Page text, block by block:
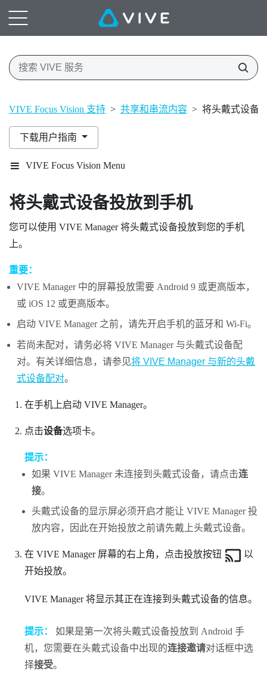
VIVE Focus Vision 支持 > 共享和串流内容 > 将头戴式设备
下载用户指南
VIVE Focus Vision Menu
将头戴式设备投放到手机
您可以使用 VIVE Manager将头戴式设备投放到您的手机
上。
重要：
VIVE Manager中的屏幕投放需要 Android 9 或更高版本，
或 iOS 12 或更高版本。
启动 VIVE Manager之前，请先开启手机的蓝牙和 Wi‍-Fi。
若尚未配对，请务必将 VIVE Manager与头戴式设备配
对。有关详细信息，请参见将 VIVE Manager 与新的头戴
式设备配对。
在手机上启动 VIVE Manager。
点击设备选项卡。
提示：
如果VIVE Manager未连接到头戴式设备，请点击连
接。
头戴式设备的显示屏必须开启才能让VIVE Manager投
放内容，因此在开始投放之前请先戴上头戴式设备。
在 VIVE Manager屏幕的右上角，点击投放按钮
以
开始投放。
VIVE Manager将显示其正在连接到头戴式设备的信息。
提示： 如果是第一次将头戴式设备投放到 Android 手
机，您需要在头戴式设备中出现的连接邀请对话框中选
择接受。